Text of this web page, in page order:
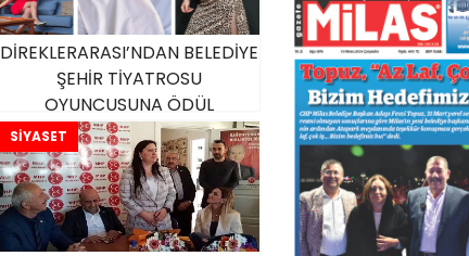
DİREKLERARASI’NDAN BELEDİYE
ŞEHİR TİYATROSU
OYUNCUSUNA ÖDÜL
SİYASET